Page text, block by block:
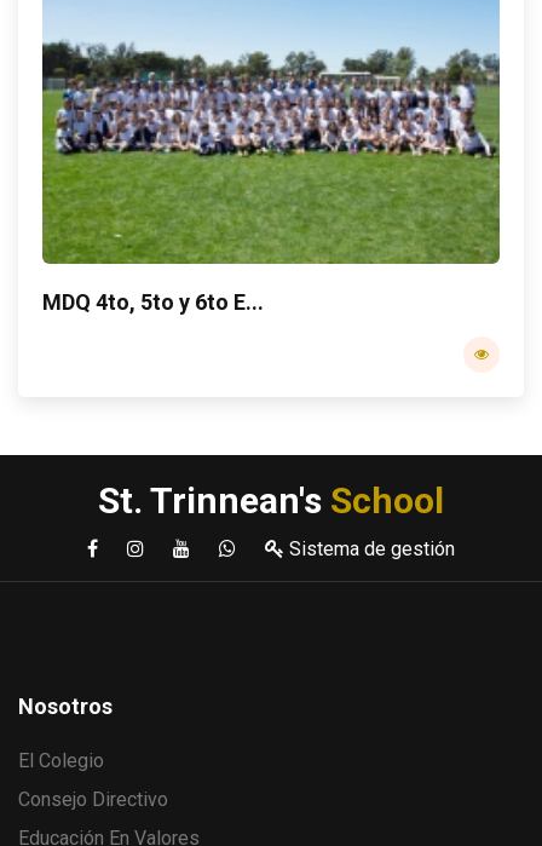
MDQ 4to, 5to y 6to E...
St. Trinnean's School
Sistema de gestión
Nosotros
El Colegio
Consejo Directivo
Educación En Valores